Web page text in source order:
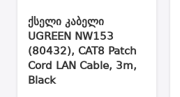
ქსელი კაბელი
UGREEN NW153
(80432), CAT8 Patch
Cord LAN Cable, 3m,
Black